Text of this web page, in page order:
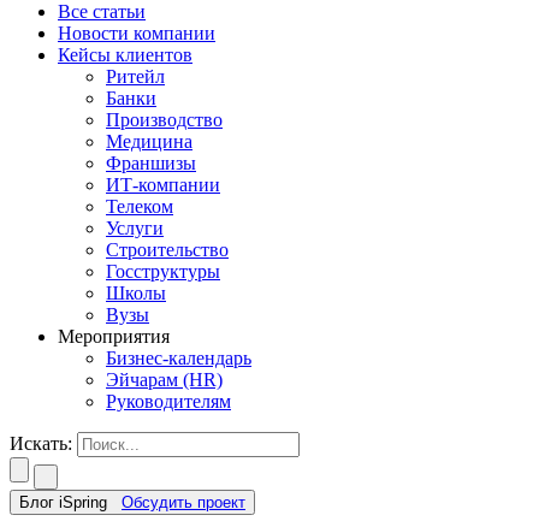
Все статьи
Новости компании
Кейсы клиентов
Ритейл
Банки
Производство
Медицина
Франшизы
ИТ-компании
Телеком
Услуги
Строительство
Госструктуры
Школы
Вузы
Мероприятия
Бизнес-календарь
Эйчарам (HR)
Руководителям
Искать:
Блог iSpring Обсудить проект